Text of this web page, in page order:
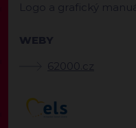
Logo a grafický manuál
WEBY
62000.cz